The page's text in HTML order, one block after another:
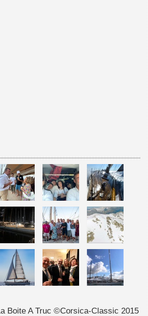
Boite A Truc ©Corsica-Classic 2015